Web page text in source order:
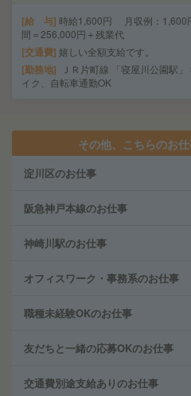
給 与 時給1,600円 月収例：1,600
間＝256,000円＋残業代
交通費 嬉しい全額支給です。
勤務地
ＪＲ片町線 「寝屋川公園駅
イク、自転車通勤OK
その他、こちらのお
淀川区のお仕事
阪急神戸本線のお仕事
神崎川駅のお仕事
オフィスワーク・事務系のお仕事
職種未経験OKのお仕事
友だちと一緒の応募OKのお仕事
交通費別途支給ありのお仕事